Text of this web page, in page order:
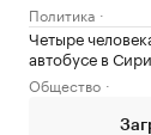
Политика
Четыре
автобусе в
Общество